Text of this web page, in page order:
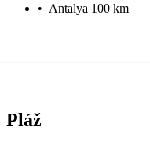
• Antalya 100 km
Pláž